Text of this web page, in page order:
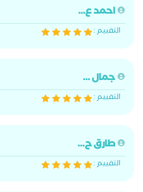
احمد ع...
التقييم :
جمال ...
التقييم :
طارق ح...
التقييم :